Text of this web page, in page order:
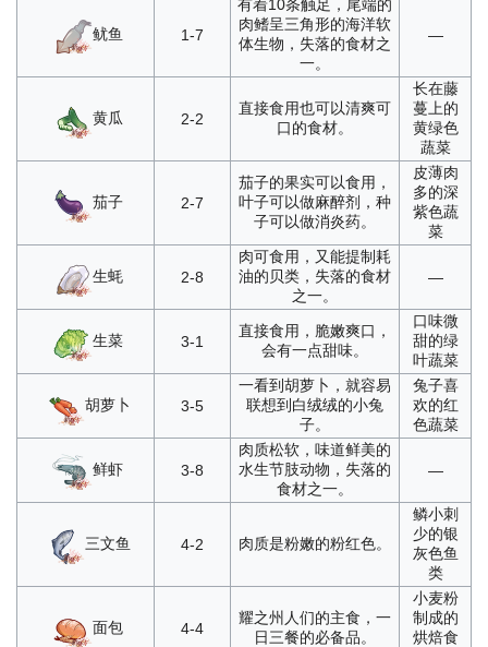
鱿鱼 1-7
有着10条触足，尾端的
肉鳍呈三角形的海洋软
体生物，失落的食材之
一。
—
黄瓜 2-2
直接食用也可以清爽可
口的食材。
长在藤
蔓上的
黄绿色
蔬菜
茄子 2-7
茄子的果实可以食用，
叶子可以做麻醉剂，种
子可以做消炎药。
皮薄肉
多的深
紫色蔬
菜
生蚝 2-8
肉可食用，又能提制耗
油的贝类，失落的食材
之一。
—
生菜 3-1
直接食用，脆嫩爽口，
会有一点甜味。
口味微
甜的绿
叶蔬菜
胡萝卜 3-5
一看到胡萝卜，就容易
联想到白绒绒的小兔
子。
兔子喜
欢的红
色蔬菜
鲜虾 3-8
肉质松软，味道鲜美的
水生节肢动物，失落的
食材之一。
—
三文鱼 4-2 肉质是粉嫩的粉红色。
鳞小刺
少的银
灰色鱼
类
面包 4-4
耀之州人们的主食，一
日三餐的必备品。
小麦粉
制成的
烘焙食